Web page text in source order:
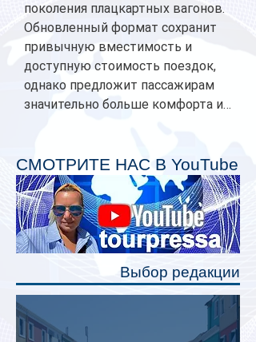
поколения плацкартных вагонов.
Обновленный формат сохранит
привычную вместимость и
доступную стоимость поездок,
однако предложит пассажирам
значительно больше комфорта и
планируется начать в 2027 году.
Одним из главных нововведений
станут индивидуальные шторки у
каждого спального места. Они
позволят пассажирам закрыть свою
полку во время сна или отдыха,
СМОТРИТЕ НАС В YouTube
Выбор редакции